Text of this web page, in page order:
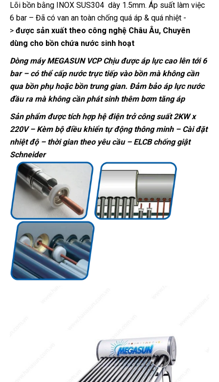
Lõi bồn bằng INOX SUS304 dày 1.5mm. Áp suất làm việc
6 bar – Đã có van an toàn chống quá áp & quá nhiệt -
> được sản xuất theo công nghệ Châu Âu, Chuyên
dùng cho bồn chứa nước sinh hoạt
Dòng máy MEGASUN VCP Chịu được áp lực cao lên tới 6
bar – có thể cấp nước trực tiếp vào bồn mà không cần
qua bồn phụ hoặc bồn trung gian. Đảm bảo áp lực nước
đầu ra mà không cần phát sinh thêm bơm tăng áp
Sản phẩm được tích hợp hệ điện trở công suất 2KW x
220V – Kèm bộ điều khiển tự động thông minh – Cài đặt
nhiệt độ – thời gian theo yêu cầu – ELCB chống giật
Schneider